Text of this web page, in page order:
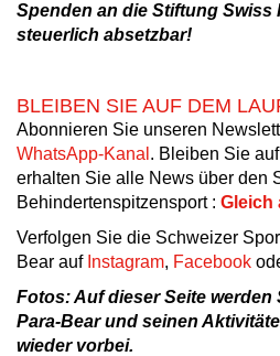
Spenden an die Stiftung Swiss
steuerlich absetzbar!
BLEIBEN SIE AUF DEM
Abonnieren Sie unseren
WhatsApp-Kanal . Bleiben Sie
erhalten Sie alle News über den
Behindertenspitzensport : Gleich
Verfolgen Sie die Schweizer
Bear auf Instagram, Facebook
Fotos: Auf dieser Seite
Para-Bear und seinen
wieder vorbei.